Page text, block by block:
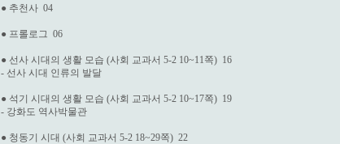
● 추천사  04
● 프롤로그  06
● 선사 시대의 생활 모습 (사회 교과서 5-2 10~11쪽)  16
- 선사 시대 인류의 발달
● 석기 시대의 생활 모습 (사회 교과서 5-2 10~17쪽)  19
- 강화도 역사박물관
● 청동기 시대 (사회 교과서 5-2 18~29쪽)  22